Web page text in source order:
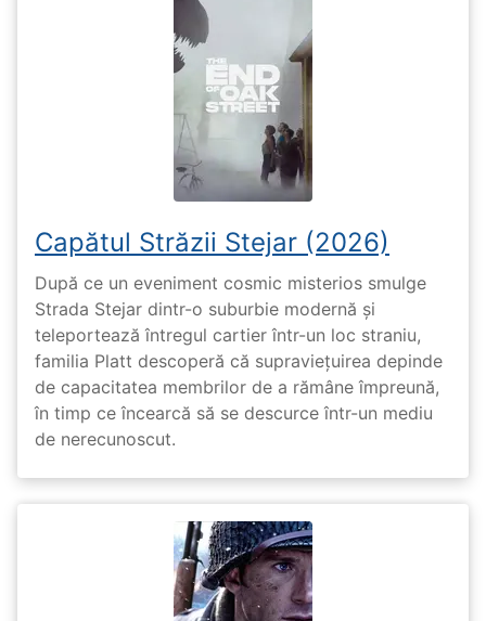
Capătul Străzii Stejar (2026)
După ce un eveniment cosmic misterios smulge
Strada Stejar dintr-o suburbie modernă și
teleportează întregul cartier într-un loc straniu,
familia Platt descoperă că supraviețuirea depinde
de capacitatea membrilor de a rămâne împreună,
în timp ce încearcă să se descurce într-un mediu
de nerecunoscut.